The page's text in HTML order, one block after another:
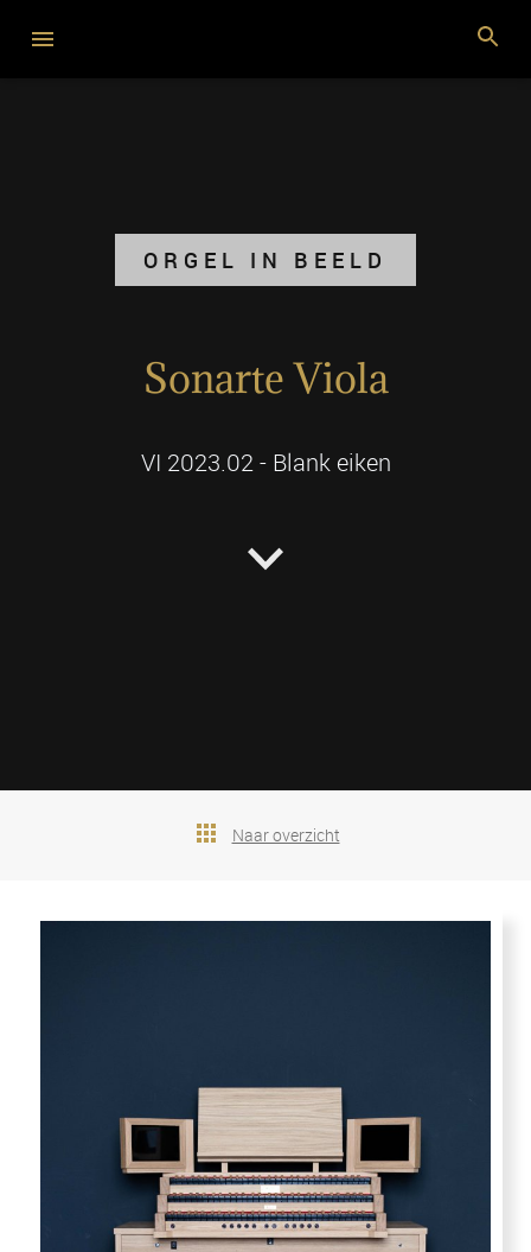
ORGEL IN BEELD
Sonarte Viola
VI 2023.02 - Blank eiken
Naar overzicht